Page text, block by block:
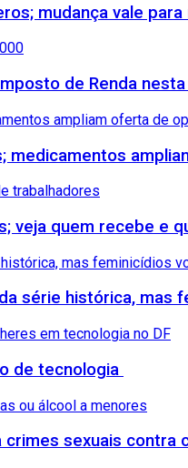
mudança vale
de Renda
medicamentos
veja quem recebe e
série histórica, mas
de tecnologia
sexuais contra